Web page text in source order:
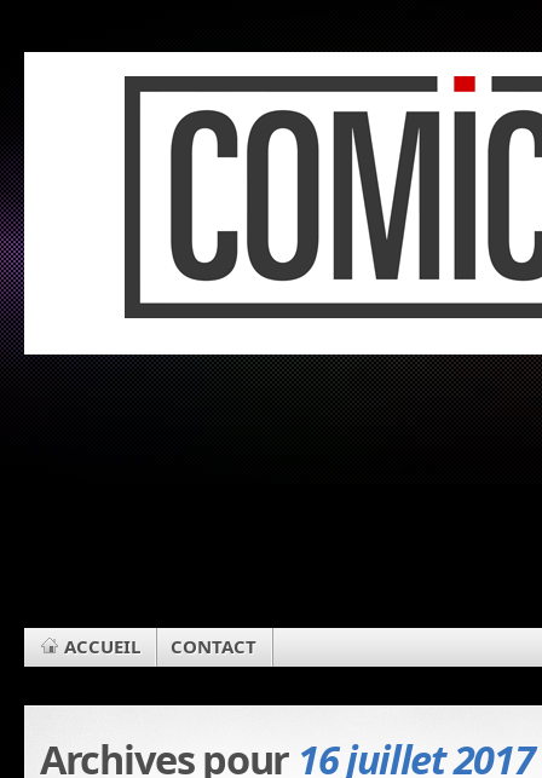
ACCUEIL CONTACT
Archives pour 16 juillet 2017